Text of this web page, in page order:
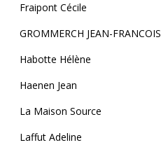
Fraipont Cécile
GROMMERCH JEAN-FRANCOIS
Habotte Hélène
Haenen Jean
La Maison Source
Laffut Adeline